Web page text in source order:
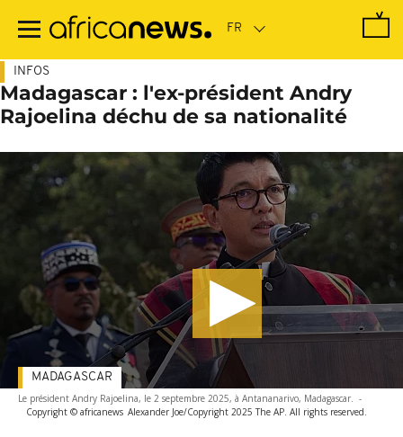
contenu
INFOS
Madagascar : l'ex-président Andry
Rajoelina déchu de sa nationalité
Le président Andry Rajoelina, le 2 septembre 2025, à Antananarivo, Madagascar. -
Copyright © africanews Alexander Joe/Copyright 2025 The AP. All rights reserved.
MADAGASCAR